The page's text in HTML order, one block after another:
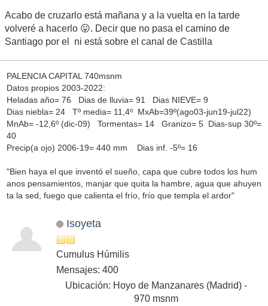
Acabo de cruzarlo está mañana y a la vuelta en la tarde
volveré a hacerlo 😛. Decir que no pasa el camino de
Santiago por el ni está sobre el canal de Castilla
PALENCIA CAPITAL 740msnm
Datos propios 2003-2022:
Heladas año= 76 Dias de lluvia= 91 Dias NIEVE= 9
Dias niebla= 24 Tº media= 11,4º MxAb=39º(ago03-jun19-jul22)
MnAb= -12,6º (dic-09) Tormentas= 14 Granizo= 5 Dias-sup 30º=
40
Precip(a ojo) 2006-19= 440 mm Dias inf. -5º= 16
"Bien haya el que inventó el sueño, capa que cubre todos los hum
anos pensamientos, manjar que quita la hambre, agua que ahuyen
ta la sed, fuego que calienta el frío, frío que templa el ardor"
Isoyeta
Cumulus Húmilis
Mensajes: 400
Ubicación: Hoyo de Manzanares (Madrid) -
970 msnm